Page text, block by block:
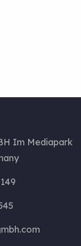
Ist
Im Mediapark